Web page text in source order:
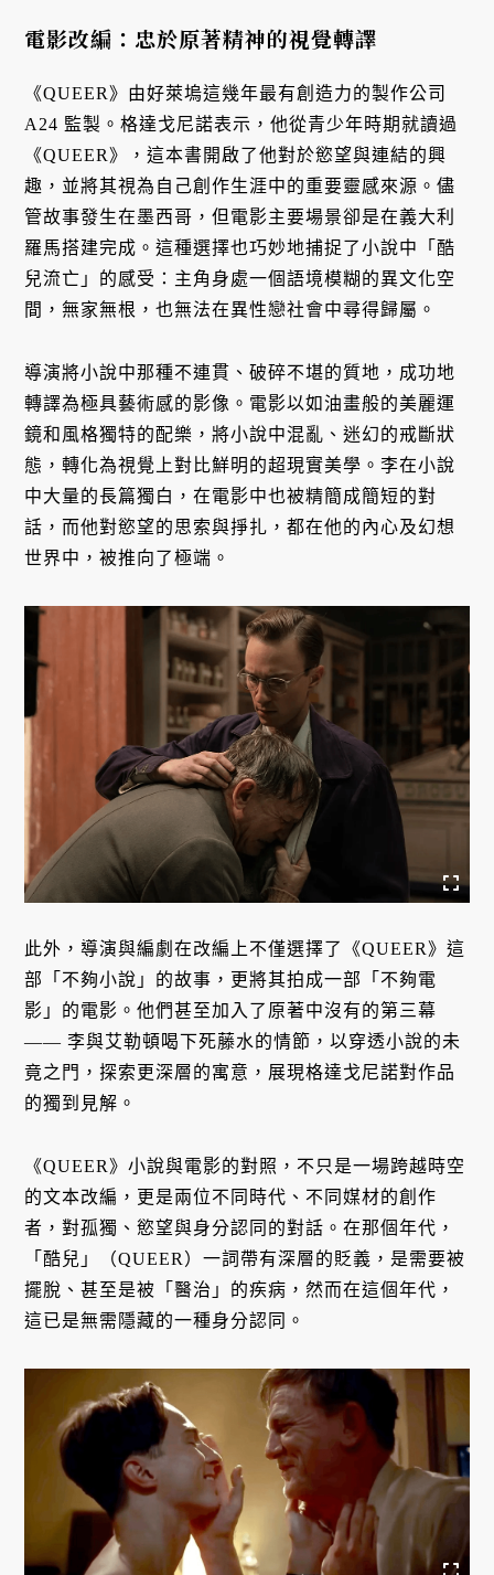
電影改編：忠於原著精神的視覺轉譯
《QUEER》由好萊塢這幾年最有創造力的製作公司
A24 監製。格達戈尼諾表示，他從青少年時期就讀過
《QUEER》，這本書開啟了他對於慾望與連結的興
趣，並將其視為自己創作生涯中的重要靈感來源。儘
管故事發生在墨西哥，但電影主要場景卻是在義大利
羅馬搭建完成。這種選擇也巧妙地捕捉了小說中「酷
兒流亡」的感受：主角身處一個語境模糊的異文化空
間，無家無根，也無法在異性戀社會中尋得歸屬。
導演將小說中那種不連貫、破碎不堪的質地，成功地
轉譯為極具藝術感的影像。電影以如油畫般的美麗運
鏡和風格獨特的配樂，將小說中混亂、迷幻的戒斷狀
態，轉化為視覺上對比鮮明的超現實美學。李在小說
中大量的長篇獨白，在電影中也被精簡成簡短的對
話，而他對慾望的思索與掙扎，都在他的內心及幻想
世界中，被推向了極端。
此外，導演與編劇在改編上不僅選擇了《QUEER》這
部「不夠小說」的故事，更將其拍成一部「不夠電
影」的電影。他們甚至加入了原著中沒有的第三幕
—— 李與艾勒頓喝下死藤水的情節，以穿透小說的未
竟之門，探索更深層的寓意，展現格達戈尼諾對作品
的獨到見解。
《QUEER》小說與電影的對照，不只是一場跨越時空
的文本改編，更是兩位不同時代、不同媒材的創作
者，對孤獨、慾望與身分認同的對話。在那個年代，
「酷兒」（QUEER）一詞帶有深層的貶義，是需要被
擺脫、甚至是被「醫治」的疾病，然而在這個年代，
這已是無需隱藏的一種身分認同。